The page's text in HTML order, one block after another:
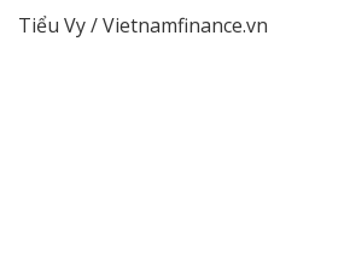
Tiểu Vy / Vietnamfinance.vn